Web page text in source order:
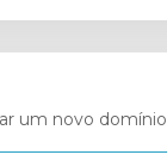
um novo domínio